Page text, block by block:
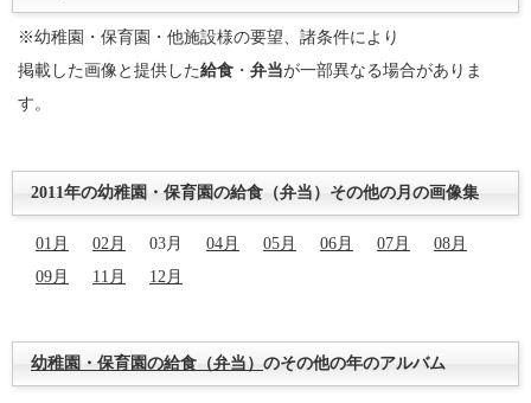
※幼稚園・保育園・他施設様の要望、諸条件により
掲載した画像と提供した給食 ・ 弁当が一部異なる場合がありま
す。
2011年の幼稚園・保育園の給食（弁当）その他の月の画像集
01月 02月 03月 04月 05月 06月 07月
08月
09月
11月 12月
幼稚園・保育園の給食（弁当） のその他の年のアルバム